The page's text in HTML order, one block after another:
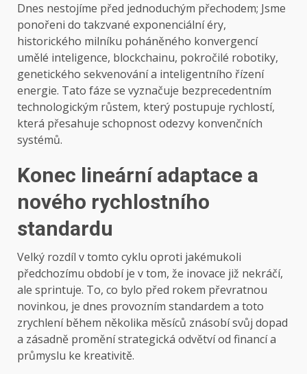
Dnes nestojíme před jednoduchým přechodem; Jsme
ponořeni do takzvané exponenciální éry,
historického milníku poháněného konvergencí
umělé inteligence, blockchainu, pokročilé robotiky,
genetického sekvenování a inteligentního řízení
energie. Tato fáze se vyznačuje bezprecedentním
technologickým růstem, který postupuje rychlostí,
která přesahuje schopnost odezvy konvenčních
systémů.
Konec lineární adaptace a
nového rychlostního
standardu
Velký rozdíl v tomto cyklu oproti jakémukoli
předchozímu období je v tom, že inovace již nekráčí,
ale sprintuje. To, co bylo před rokem převratnou
novinkou, je dnes provozním standardem a toto
zrychlení během několika měsíců znásobí svůj dopad
a zásadně promění strategická odvětví od financí a
průmyslu ke kreativitě.